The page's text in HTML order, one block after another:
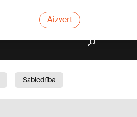
Aizvērt
Sabiedrība